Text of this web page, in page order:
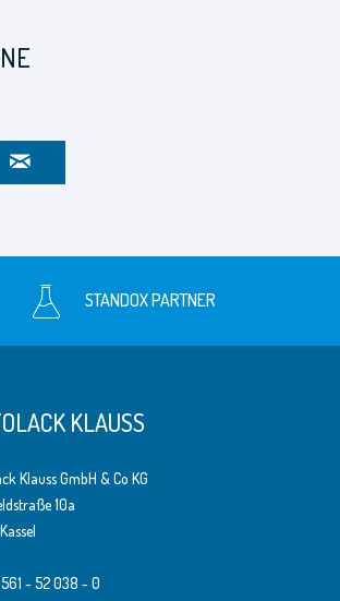
STANDOX PARTNER
KLAUSS
Klauss GmbH & Co KG
10a
561 - 52 038 - 0